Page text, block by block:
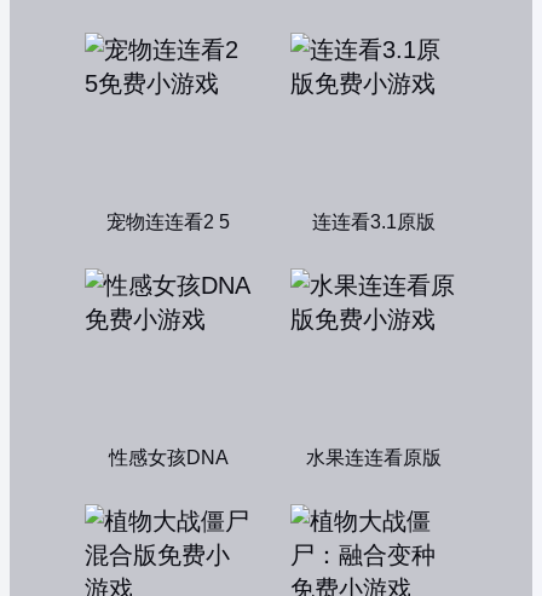
宠物连连看2 5 连连看3.1原版
性感女孩DNA 水果连连看原版